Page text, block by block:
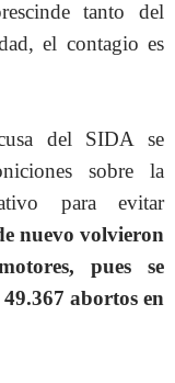
tanto del
el contagio es
del SIDA se
sobre la
para evitar
nuevo volvieron
pues se
abortos en